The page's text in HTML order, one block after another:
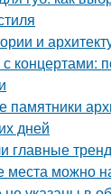
и
с концертами:
памятники
дней
главные
места можно